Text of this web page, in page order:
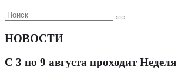
НОВОСТИ
С 3 по 9 августа проходит